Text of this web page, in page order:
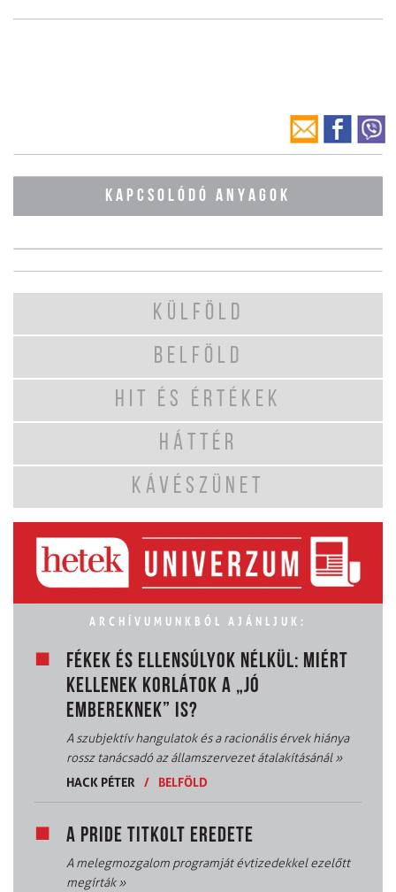
KAPCSOLÓDÓ ANYAGOK
KÜLFÖLD
BELFÖLD
HIT ÉS ÉRTÉKEK
HÁTTÉR
KÁVÉSZÜNET
ARCHÍVUMUNKBÓL AJÁNLJUK:
FÉKEK ÉS ELLENSÚLYOK NÉLKÜL: MIÉRT
KELLENEK KORLÁTOK A „JÓ
EMBEREKNEK” IS?
A szubjektív hangulatok és a racionális érvek hiánya
rossz tanácsadó az államszervezet átalakításánál»
HACK PÉTER
/ BELFÖLD
A PRIDE TITKOLT EREDETE
A melegmozgalom programját évtizedekkel ezelőtt
megírták»